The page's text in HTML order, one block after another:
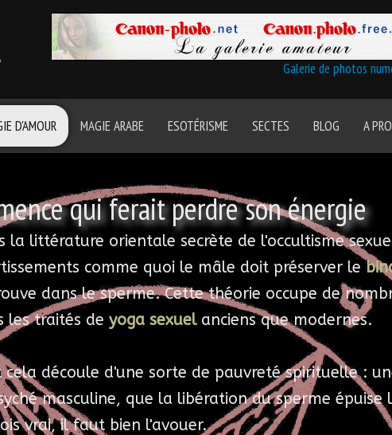
Galerie de photos
D'AMOUR MAGIE ARABE ESOTÉRISME SECTES BLOG A
qui ferait perdre son énergie
la littérature orientale secrète de l'occultisme
comme quoi le mâle doit préserver le
dans le sperme. Cette théorie occupe de
les traités de yoga sexuelanciens que modernes.
cela découle d'une sorte de pauvreté spirituelle :
masculine, que la libération du sperme épuise
vrai, il faut bien l'avouer.